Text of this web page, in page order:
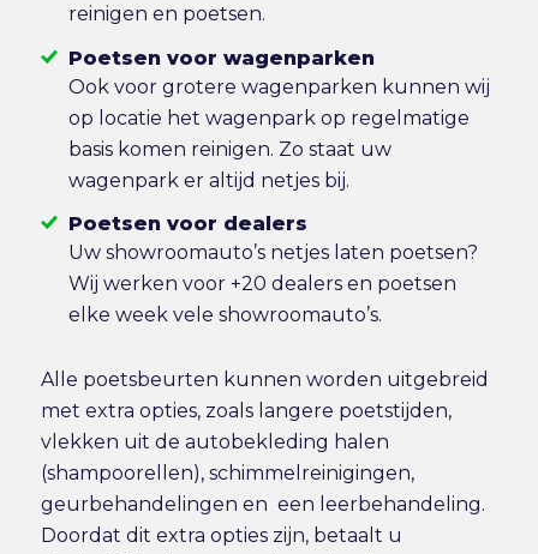
reinigen en poetsen.
Poetsen voor wagenparken
Ook voor grotere wagenparken kunnen wij
op locatie het wagenpark op regelmatige
basis komen reinigen. Zo staat uw
wagenpark er altijd netjes bij.
Poetsen voor dealers
Uw showroomauto’s netjes laten poetsen?
Wij werken voor +20 dealers en poetsen
elke week vele showroomauto’s.
Alle poetsbeurten kunnen worden uitgebreid
met extra opties, zoals langere poetstijden,
vlekken uit de autobekleding halen
(shampoorellen), schimmelreinigingen,
geurbehandelingen en een leerbehandeling.
Doordat dit extra opties zijn, betaalt u